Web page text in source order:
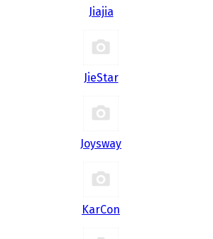
Jiajia
JieStar
Joysway
KarCon